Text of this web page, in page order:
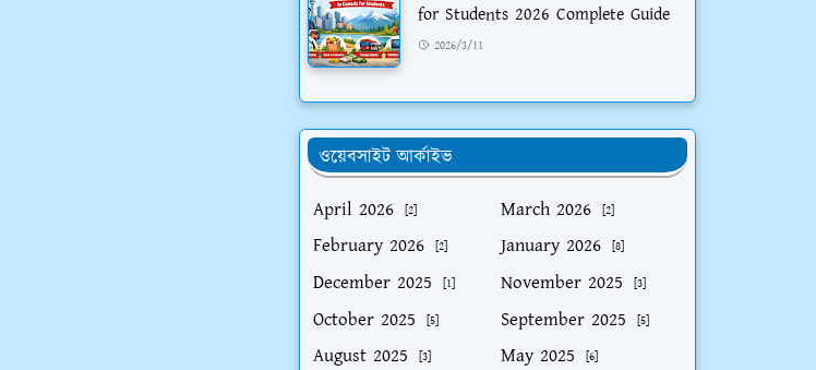
for Students 2026 Complete Guide
2026/3/11
ওয়েবসাইট আর্কাইভ
April 2026
[2] March 2026 [2]
February 2026 [2] January 2026 [8]
December 2025 [1] November 2025 [3]
October 2025 [5] September 2025 [5]
August 2025 [3] May 2025 [6]